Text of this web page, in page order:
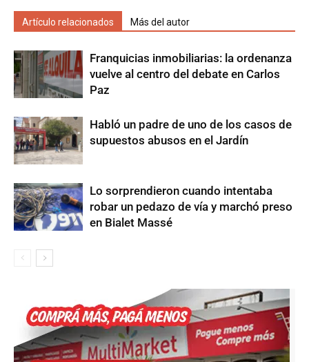
Artículo relacionados Más del autor
Franquicias inmobiliarias: la ordenanza
vuelve al centro del debate en Carlos
Paz
Habló un padre de uno de los casos de
supuestos abusos en el Jardín
Lo sorprendieron cuando intentaba
robar un pedazo de vía y marchó preso
en Bialet Massé